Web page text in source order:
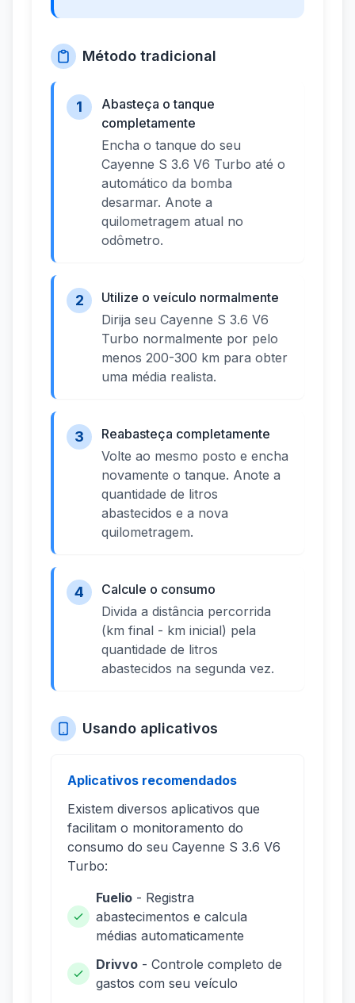
Método tradicional
1
Abasteça o tanque
completamente
Encha o tanque do seu
Cayenne S 3.6 V6 Turbo até o
automático da bomba
desarmar. Anote a
quilometragem atual no
odômetro.
2
Utilize o veículo normalmente
Dirija seu Cayenne S 3.6 V6
Turbo normalmente por pelo
menos 200-300 km para obter
uma média realista.
3
Reabasteça completamente
Volte ao mesmo posto e encha
novamente o tanque. Anote a
quantidade de litros
abastecidos e a nova
quilometragem.
4
Calcule o consumo
Divida a distância percorrida
(km final - km inicial) pela
quantidade de litros
abastecidos na segunda vez.
Usando aplicativos
Aplicativos recomendados
Existem diversos aplicativos que
facilitam o monitoramento do
consumo do seu Cayenne S 3.6 V6
Turbo:
Fuelio - Registra
abastecimentos e calcula
médias automaticamente
Drivvo - Controle completo de
gastos com seu veículo